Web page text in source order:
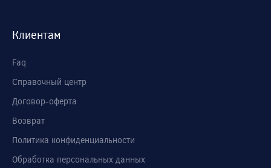
Клиентам
Faq
Справочный центр
Договор-оферта
Возврат
Политика конфиденциальности
Обработка персональных данных